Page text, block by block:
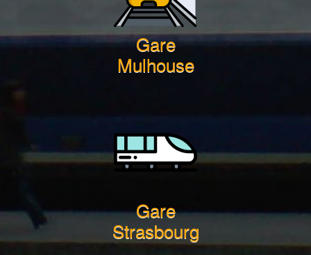
Gare
Mulhouse
Gare
Strasbourg